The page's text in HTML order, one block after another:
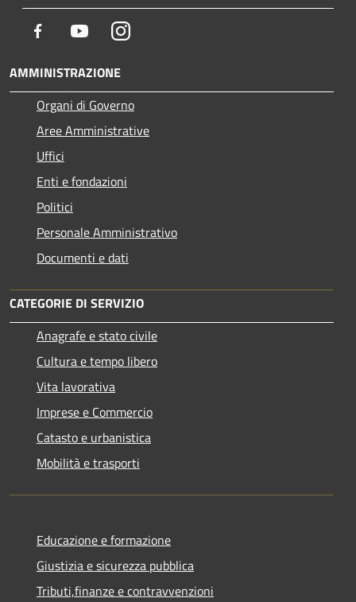
Facebook YoutubeInstagram
AMMINISTRAZIONE
Organi di Governo
Aree Amministrative
Uffici
Enti e fondazioni
Politici
Personale Amministrativo
Documenti e dati
CATEGORIE DI SERVIZIO
Anagrafe e stato civile
Cultura e tempo libero
Vita lavorativa
Imprese e Commercio
Catasto e urbanistica
Mobilità e trasporti
Educazione e formazione
Giustizia e sicurezza pubblica
Tributi,finanze e contravvenzioni